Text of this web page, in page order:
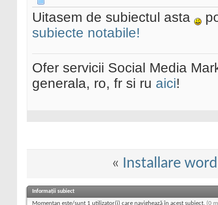
Uitasem de subiectul asta
subiecte notabile!
Ofer servicii Social Media
generala, ro, fr si ru aici!
« Installare
Informații subiect
Momentan este/sunt 1 utilizator(i) care navighează în acest subiect. (0